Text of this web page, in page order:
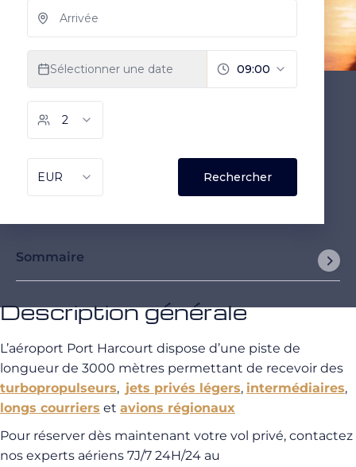
Sommaire
Description générale
L’aéroport Port Harcourt dispose d’une piste de
longueur de 3000 mètres permettant de recevoir des
turbopropulseurs, jets privés légers, intermédiaires,
longs courriers et avions régionaux
Pour réserver dès maintenant votre vol privé, contactez
nos experts aériens 7J/7 24H/24 au